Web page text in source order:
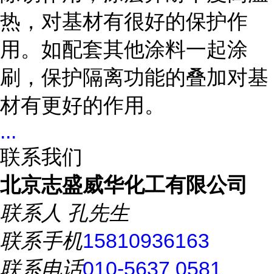
热，对基材有很好的保护作
用。如配套其他涂料一起涂
刷，保护隔离功能的叠加对基
材有更好的作用。
...
联系我们
北京志盛威华化工有限公司
联系人 孔先生
联系手机15810936163
联系电话010-5637 0581